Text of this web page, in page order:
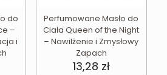
do
–
i
Perfumowane Masło do
Ciała Queen of the Night
– Nawilżenie i Zmysłowy
Zapach
13,28 zł